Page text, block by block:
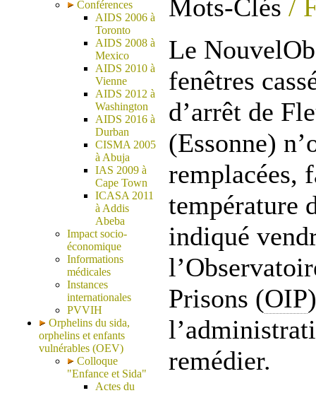
Conférences
AIDS 2006 à
Toronto
AIDS 2008 à
Mexico
AIDS 2010 à
Vienne
AIDS 2012 à
Washington
AIDS 2016 à
Durban
CISMA 2005
à Abuja
IAS 2009 à
Cape Town
ICASA 2011
à Addis
Abeba
Impact socio-
économique
Informations
médicales
Instances
internationales
PVVIH
Orphelins du sida,
orphelins et enfants
vulnérables (OEV)
Colloque
"Enfance et Sida"
Actes du
Mots-Clés /
Le
fenêtres
d’arrêt de
(Essonne)
remplacées,
température
indiqué
Prisons (OIP
remédier.